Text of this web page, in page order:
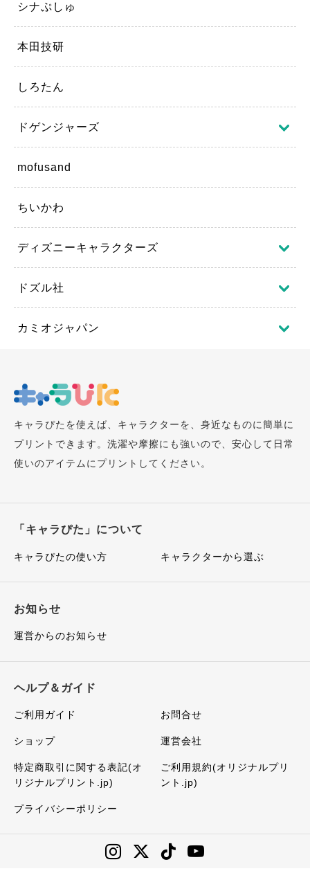
シナぷしゅ
本田技研
しろたん
ドゲンジャーズ
mofusand
ちいかわ
ディズニーキャラクターズ
ドズル社
カミオジャパン
キャラぴたを使えば、キャラクターを、身近なものに簡単に
プリントできます。洗濯や摩擦にも強いので、安心して日常
使いのアイテムにプリントしてください。
「キャラぴた」について
キャラぴたの使い方 キャラクターから選ぶ
お知らせ
運営からのお知らせ
ヘルプ＆ガイド
ご利用ガイド お問合せ
ショップ 運営会社
特定商取引に関する表記(オ
リジナルプリント.jp)
ご利用規約(オリジナルプリ
ント.jp)
プライバシーポリシー